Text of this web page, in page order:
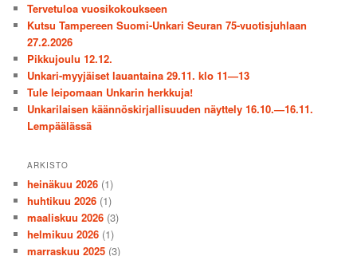
Tervetuloa vuosikokoukseen
Kutsu Tampereen Suomi-Unkari Seuran 75-vuotisjuhlaan
27.2.2026
Pikkujoulu 12.12.
Unkari-myyjäiset lauantaina 29.11. klo 11—13
Tule leipomaan Unkarin herkkuja!
Unkarilaisen käännöskirjallisuuden näyttely 16.10.—16.11.
Lempäälässä
ARKISTO
heinäkuu 2026 (1)
huhtikuu 2026 (1)
maaliskuu 2026 (3)
helmikuu 2026 (1)
marraskuu 2025 (3)